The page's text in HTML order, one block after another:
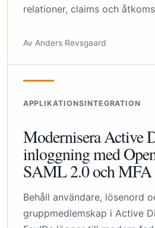
relationer, claims och
Av Anders Revsgaard
APPLIKATIONSINTEGRATION
Modernisera Active
inloggning med
SAML 2.0 och MFA
Behåll användare, lösenord
gruppmedlemskap i Active